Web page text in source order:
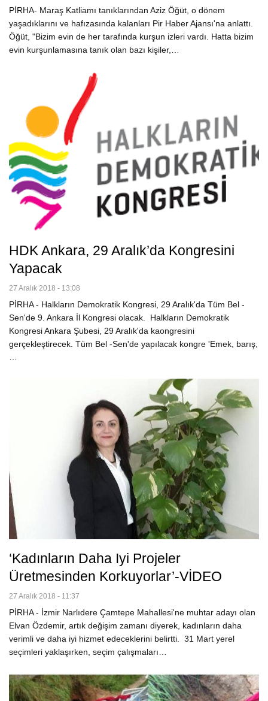
PİRHA- Maraş Katliamı tanıklarından Aziz Öğüt, o dönem
yaşadıklarını ve hafızasında kalanları Pir Haber Ajansı'na anlattı.
Öğüt, "Bizim evin de her tarafında kurşun izleri vardı. Hatta bizim
evin kurşunlamasına tanık olan bazı kişiler,…
HDK Ankara, 29 Aralık’da Kongresini
Yapacak
27 Aralık 2018 - 13:08
PİRHA - Halkların Demokratik Kongresi, 29 Aralık'da Tüm Bel -
Sen'de 9. Ankara İl Kongresi olacak. Halkların Demokratik
Kongresi Ankara Şubesi, 29 Aralık'da kaongresini
gerçekleştirecek. Tüm Bel -Sen'de yapılacak kongre 'Emek, barış,
‘Kadınların Daha Iyi Projeler
Üretmesinden Korkuyorlar’-VİDEO
27 Aralık 2018 - 11:37
PİRHA - İzmir Narlıdere Çamtepe Mahallesi'ne muhtar adayı olan
Elvan Özdemir, artık değişim zamanı diyerek, kadınların daha
verimli ve daha iyi hizmet edeceklerini belirtti. 31 Mart yerel
seçimleri yaklaşırken, seçim çalışmaları…